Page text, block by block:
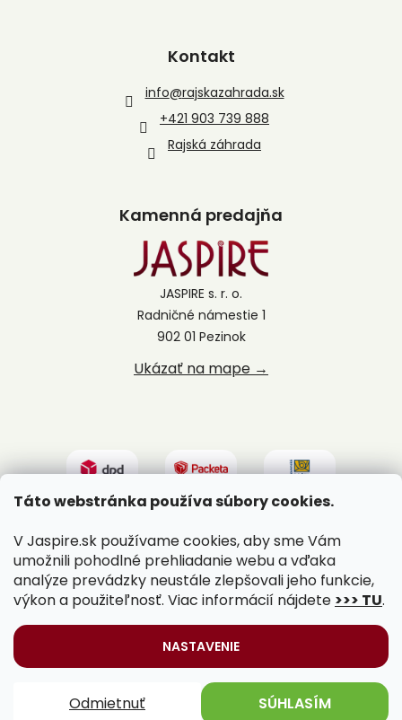
Táto webstránka používa súbory cookies.
V Jaspire.sk používame cookies, aby sme Vám
umožnili pohodlné prehliadanie webu a vďaka
analýze prevádzky neustále zlepšovali jeho funkcie,
výkon a použiteľnosť. Viac informácií nájdete >>> TU.
NASTAVENIE
Odmietnuť SÚHLASÍM
Kontakt
info@rajskazahrada.sk
+421 903 739 888
Rajská záhrada
Kamenná predajňa
JASPIRE s. r. o.
Radničné námestie 1
902 01 Pezinok
Ukázať na mape →
Jaspire.sk. Všetky práva vyhradené.
Upraviť nastavenie cookies